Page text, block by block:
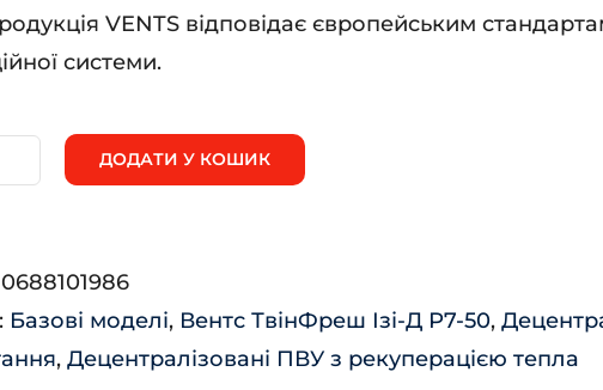
VENTS відповідає європейським
системи.
ДОДАТИ У КОШИК
0688101986
Базові моделі, Вентс ТвінФреш Ізі-Д Р7-50,
, Децентралізовані ПВУ з рекуперацією тепла